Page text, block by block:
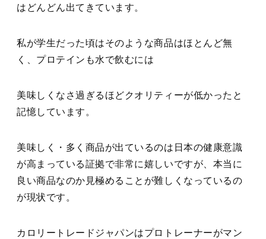
はどんどん出てきています。
私が学生だった頃はそのような商品はほとんど無
く、プロテインも水で飲むには
美味しくなさ過ぎるほどクオリティーが低かったと
記憶しています。
美味しく・多く商品が出ているのは日本の健康意識
が高まっている証拠で非常に嬉しいですが、本当に
良い商品なのか見極めることが難しくなっているの
が現状です。
カロリートレードジャパンはプロトレーナーがマン